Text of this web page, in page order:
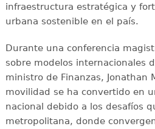
infraestructura estratégica y
urbana sostenible en el país.
Durante una conferencia
sobre modelos internacionales
ministro de Finanzas, Jonathan
movilidad se ha convertido en
nacional debido a los desafíos
metropolitana, donde